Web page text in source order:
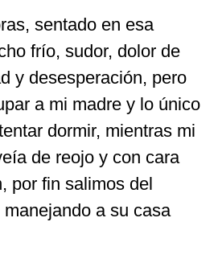
sentado en esa
frío, sudor, dolor de
y desesperación, pero
a mi madre y lo único
dormir, mientras mi
de reojo y con cara
por fin salimos del
a su casa